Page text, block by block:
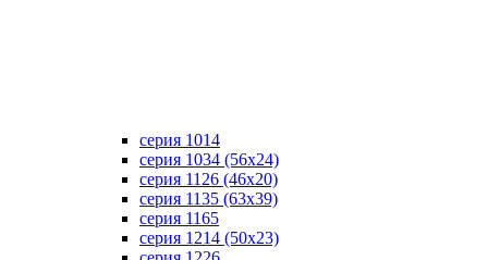
серия 1014
серия 1034 (56х24)
серия 1126 (46х20)
серия 1135 (63х39)
серия 1165
серия 1214 (50х23)